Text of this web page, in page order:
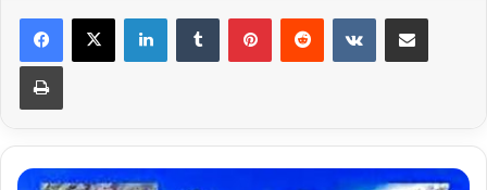
LinkedInTumblr PinterestReddit VKontakteShare via Email
Print
बिना